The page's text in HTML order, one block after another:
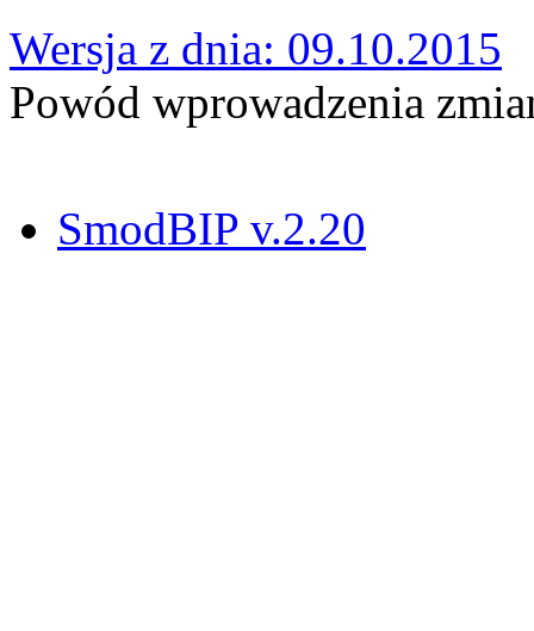
Wersja z dnia: 09.10.2015
Powód wprowadzenia
SmodBIP v.2.20